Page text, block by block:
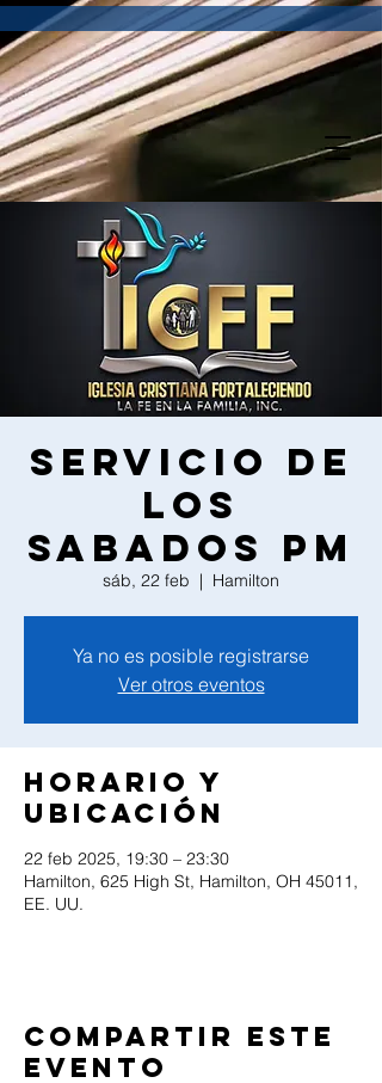
Servicio de
los
Sabados PM
sáb, 22 feb
  |
Hamilton
Ya no es posible registrarse
Ver otros eventos
Horario y
ubicación
22 feb 2025, 19:30 – 23:30
Hamilton, 625 High St, Hamilton, OH 45011,
EE. UU.
Compartir este
evento